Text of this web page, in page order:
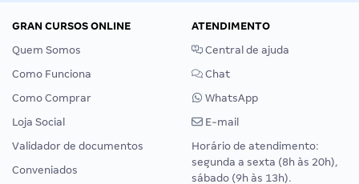
GRAN CURSOS ONLINE
Quem Somos
Como Funciona
Como Comprar
Loja Social
Validador de documentos
Conveniados
ATENDIMENTO
Central de ajuda
Chat
WhatsApp
E-mail
Horário de atendimento:
segunda a sexta (8h às 20h),
sábado (9h às 13h).